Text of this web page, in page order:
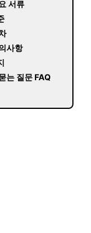
서류
사항
는 질문 FAQ